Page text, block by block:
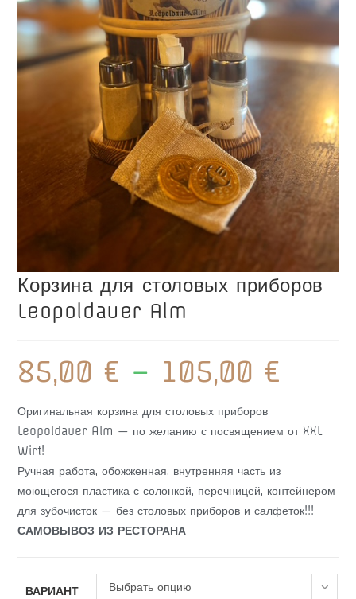
Корзина для столовых приборов
Leopoldauer Alm
85,00 € – 105,00 €
Оригинальная корзина для столовых приборов
Leopoldauer Alm — по желанию с посвящением от XXL
Wirt!
Ручная работа, обожженная, внутренняя часть из
моющегося пластика с солонкой, перечницей, контейнером
для зубочисток — без столовых приборов и салфеток!!!
САМОВЫВОЗ ИЗ РЕСТОРАНА
ВАРИАНТ Выбрать опцию